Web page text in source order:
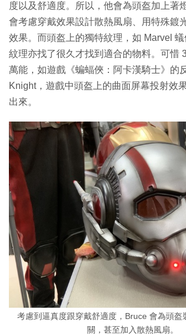
度以及舒適度。所以，他會為頭盔加上著
會考慮穿戴效果設計散熱風扇、用特殊鍍
效果。而頭盔上的獨特紋理，如 Marvel
紋理亦找了很久才找到適合的物料。可惜
萬能，如遊戲《蝙蝠俠：阿卡漢騎士》的
Knight，遊戲中頭盔上的曲面屏幕投射效
出來。
考慮到逼真度跟穿戴舒適度，Bruce 會為頭盔
關，甚至加入散熱風扇。